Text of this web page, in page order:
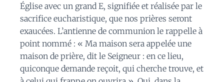
Église avec un grand E, signifiée et réalisée par le
sacrifice eucharistique, que nos prières seront
exaucées. L’antienne de communion le rappelle à
point nommé : « Ma maison sera appelée une
maison de prière, dit le Seigneur : en ce lieu,
quiconque demande reçoit, qui cherche trouve, et